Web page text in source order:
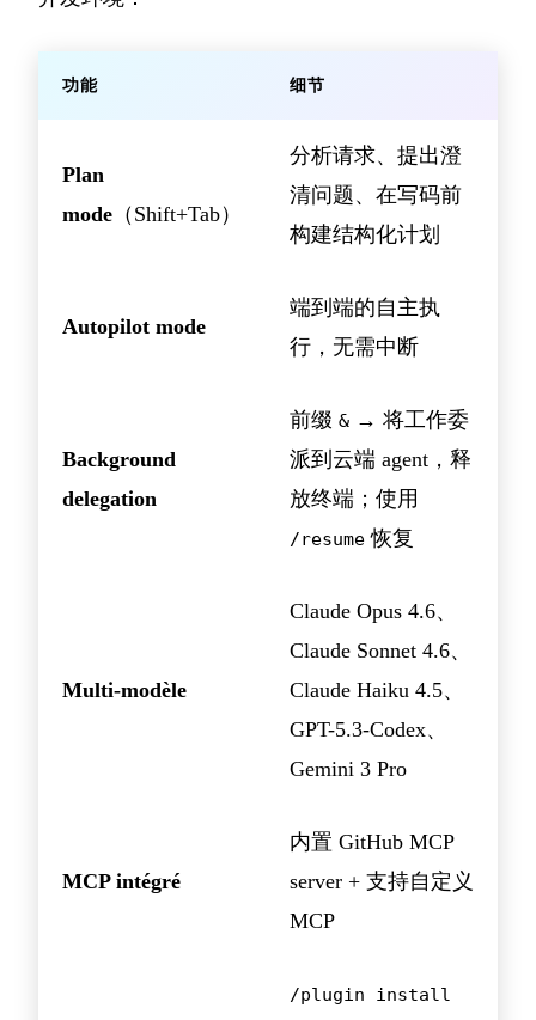
功能 细节
Plan
mode （Shift+Tab）
分析请求、提出澄
清问题、在写码前
构建结构化计划
Autopilot mode
端到端的自主执
行，无需中断
Background
delegation
前缀 & → 将工作委
派到云端 agent，释
放终端；使用
/resume 恢复
Multi-modèle
Claude Opus 4.6、
Claude Sonnet 4.6、
Claude Haiku 4.5、
GPT-5.3-Codex、
Gemini 3 Pro
MCP intégré
内置 GitHub MCP
server + 支持自定义
MCP
/plugin install